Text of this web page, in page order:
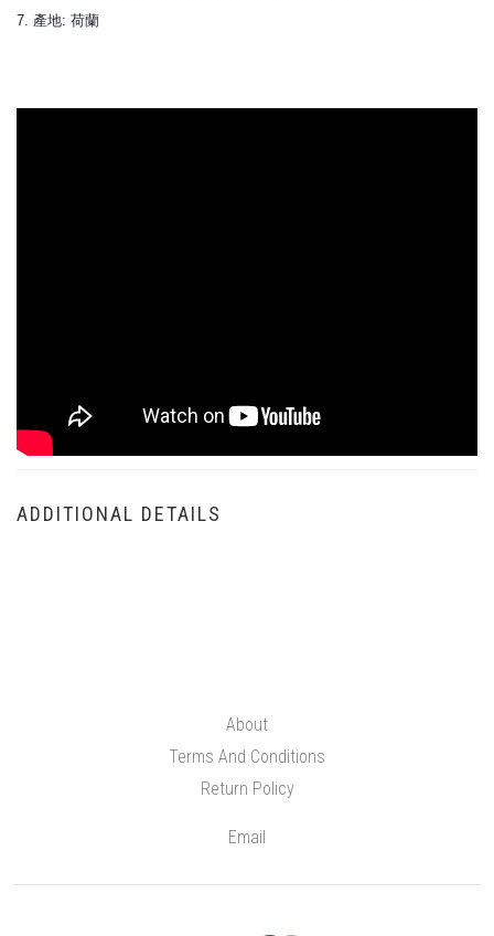
7. 產地: 荷蘭
ADDITIONAL DETAILS
About
Terms And Conditions
Return Policy
Email